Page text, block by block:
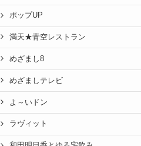
ポップUP
満天★青空レストラン
めざまし8
めざましテレビ
よ～いドン
ラヴィット